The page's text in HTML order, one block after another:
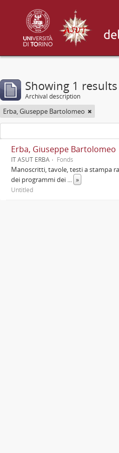
Showing 1 results
Archival description
Erba, Giuseppe Bartolomeo
Erba, Giuseppe Bartolomeo
IT ASUT ERBA Fonds
Manoscritti, tavole, testi a stampa
dei programmi dei ... »
Untitled